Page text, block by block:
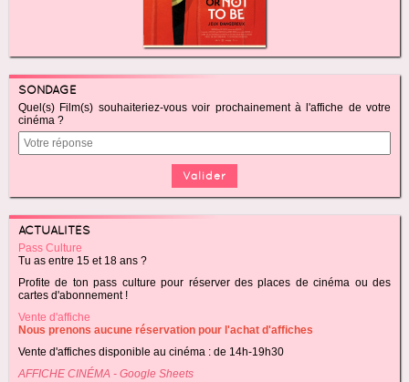
SONDAGE
Quel(s) Film(s) souhaiteriez-vous voir prochainement à l'affiche de votre
cinéma ?
ACTUALITÉS
Pass Culture
Tu as entre 15 et 18 ans ?
Profite de ton pass culture pour réserver des places de cinéma ou des
cartes d'abonnement !
Vente d'affiche
Nous prenons aucune réservation pour l'achat d'affiches
Vente d'affiches disponible au cinéma : de 14h-19h30
AFFICHE CINÉMA - Google Sheets